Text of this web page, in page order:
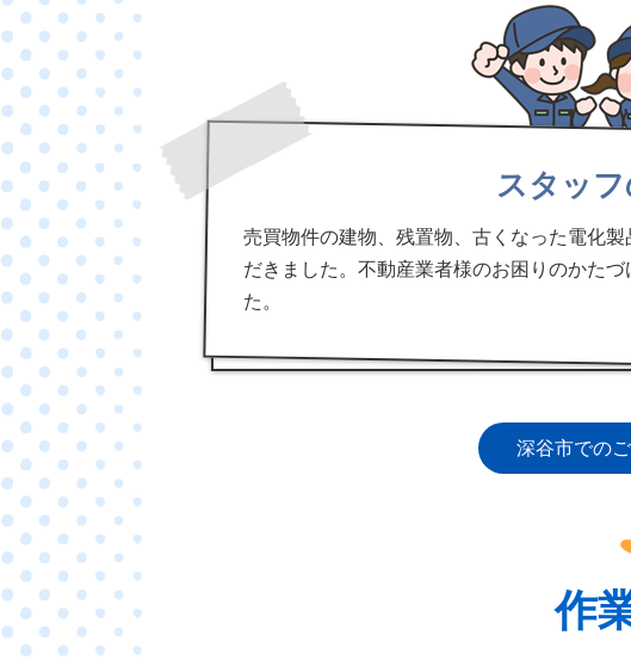
スタッ
売買物件の建物、残置物、古くなった電化
だきました。不動産業者様のお困りのかた
た。
深谷市での
作